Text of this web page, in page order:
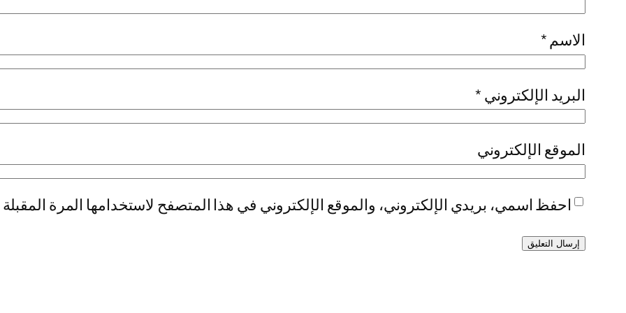
الاسم*
البريد الإلكتروني *
الموقع الإلكتروني
احفظ اسمي، بريدي الإلكتروني، والموقع الإلكتروني في هذا المتصفح لاستخدامها المرة